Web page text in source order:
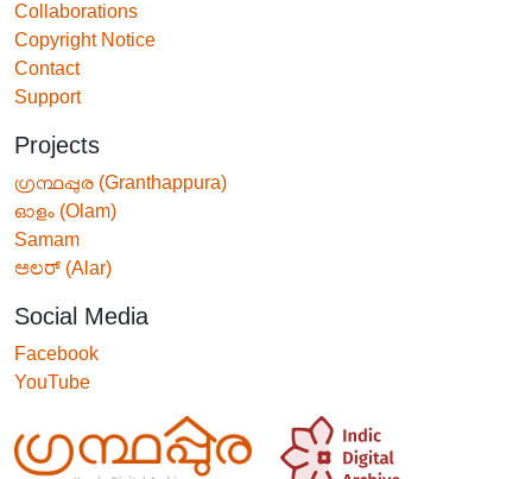
Collaborations
Copyright Notice
Contact
Support
Projects
ഗ്രന്ഥപ്പുര (Granthappura)
ഓളം (Olam)
Samam
ಅಲರ್ (Alar)
Social Media
Facebook
YouTube